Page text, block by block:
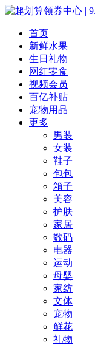
首页
新鲜水果
生日礼物
网红零食
视频会员
百亿补贴
宠物用品
更多
男装
女装
鞋子
包包
箱子
美容
护肤
家居
数码
电器
运动
母婴
家纺
文体
宠物
鲜花
礼物